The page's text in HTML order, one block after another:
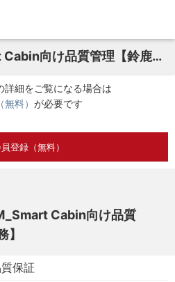
【2023】_HM_Smart Cabin向け品質管理【鈴鹿勤務】
詳細をご覧になる場合は
料） が必要です
登録（無料）
Cabin向け品質
】
保証